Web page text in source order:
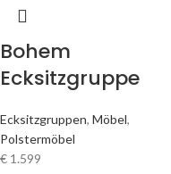
Bohem
Ecksitzgruppe
Ecksitzgruppen, Möbel,
Polstermöbel
€ 1.599